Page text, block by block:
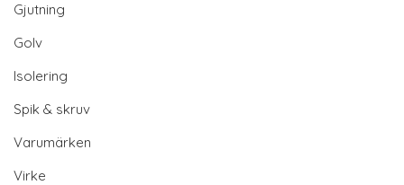
Gjutning
Golv
Isolering
Spik & skruv
Varumärken
Virke